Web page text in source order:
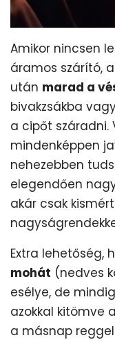
Amikor nincsen
áramos szárító,
után marad a
bivakzsákba
a cipőt száradni.
mindenképpen
nehezebben
elegendően
akár csak
Extra lehetőség,
mohát (nedves
esélye, de
azokkal kitömve
a másnap